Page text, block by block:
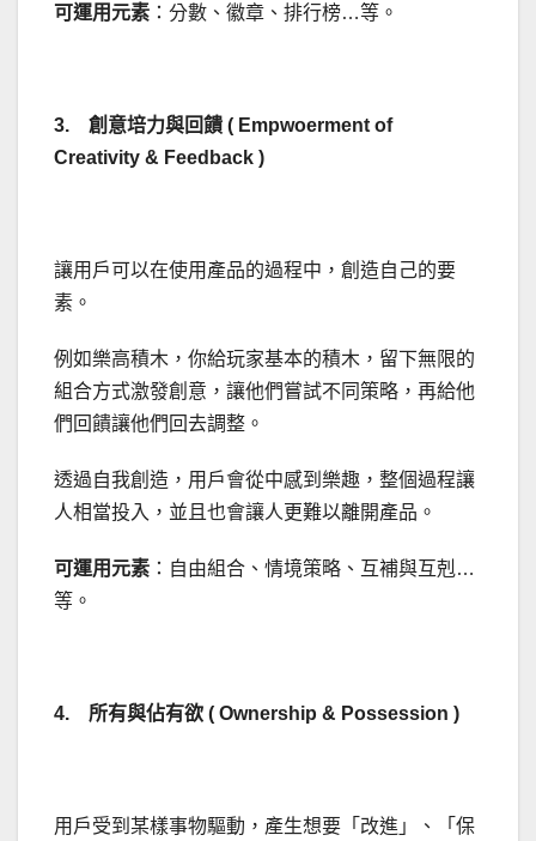
可運用元素 ：分數、徽章、排行榜…等。
3. 創意培力與回饋 ( Empwoerment of
Creativity & Feedback )
讓用戶可以在使用產品的過程中，創造自己的要
素。
例如樂高積木，你給玩家基本的積木，留下無限的
組合方式激發創意，讓他們嘗試不同策略，再給他
們回饋讓他們回去調整。
透過自我創造，用戶會從中感到樂趣，整個過程讓
人相當投入，並且也會讓人更難以離開產品。
可運用元素 ：自由組合、情境策略、互補與互剋…
等。
4. 所有與佔有欲 ( Ownership & Possession )
用戶受到某樣事物驅動，產生想要「改進」、「保